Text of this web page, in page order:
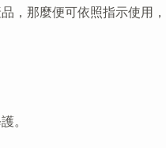
，那麼便可依照指示使用，
。